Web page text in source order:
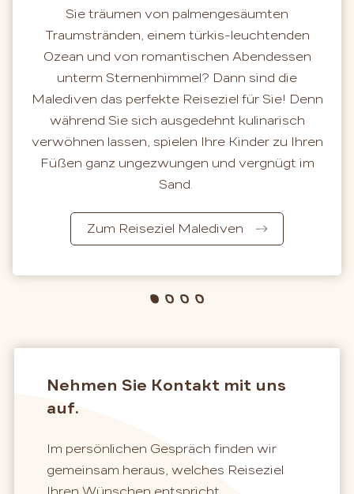
Sie träumen von palmengesäumten
Traumstränden, einem türkis-leuchtenden
Ozean und von romantischen Abendessen
unterm Sternenhimmel? Dann sind die
Malediven das perfekte Reiseziel für Sie! Denn
während Sie sich ausgedehnt kulinarisch
verwöhnen lassen, spielen Ihre Kinder zu Ihren
Füßen ganz ungezwungen und vergnügt im
Sand.
Zum Reiseziel Malediven
Nehmen Sie Kontakt mit uns
auf.
Im persönlichen Gespräch finden wir
gemeinsam heraus, welches Reiseziel
Ihren Wünschen entspricht.